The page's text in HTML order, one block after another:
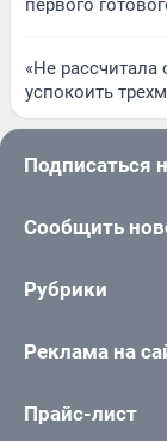
первого
«Не рассчитала
успокоить
Подписаться
Сообщить
Рубрики
Реклама на
Прайс-лист